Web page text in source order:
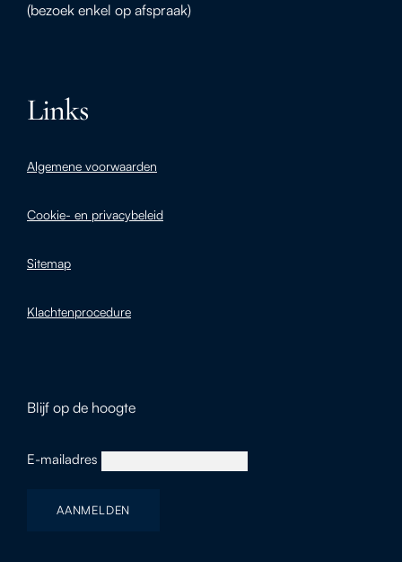
(bezoek enkel op afspraak)
Links
Algemene voorwaarden
Cookie- en privacybeleid
Sitemap
Klachtenprocedure
Blijf op de hoogte
E-mailadres